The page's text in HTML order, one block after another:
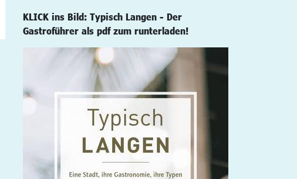
KLICK ins Bild: Typisch Langen - Der
Gastroführer als pdf zum runterladen!